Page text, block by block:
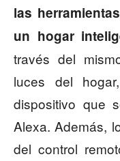
las
un hogar
través del
luces del
dispositivo que
Alexa. Además,
del control